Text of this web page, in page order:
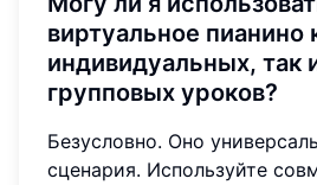
виртуальное пианино
индивидуальных, так
групповых уроков?
Безусловно. Оно
сценария. Используйте